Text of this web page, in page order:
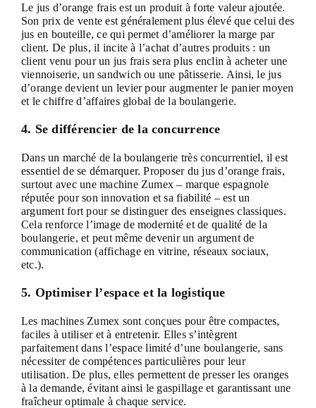
Le jus d’orange frais est un produit à forte valeur ajoutée.
Son prix de vente est généralement plus élevé que celui des
jus en bouteille, ce qui permet d’améliorer la marge par
client. De plus, il incite à l’achat d’autres produits : un
client venu pour un jus frais sera plus enclin à acheter une
viennoiserie, un sandwich ou une pâtisserie. Ainsi, le jus
d’orange devient un levier pour augmenter le panier moyen
et le chiffre d’affaires global de la boulangerie.
4. Se différencier de la concurrence
Dans un marché de la boulangerie très concurrentiel, il est
essentiel de se démarquer. Proposer du jus d’orange frais,
surtout avec une machine Zumex – marque espagnole
réputée pour son innovation et sa fiabilité – est un
argument fort pour se distinguer des enseignes classiques.
Cela renforce l’image de modernité et de qualité de la
boulangerie, et peut même devenir un argument de
communication (affichage en vitrine, réseaux sociaux,
etc.).
5. Optimiser l’espace et la logistique
Les machines Zumex sont conçues pour être compactes,
faciles à utiliser et à entretenir. Elles s’intègrent
parfaitement dans l’espace limité d’une boulangerie, sans
nécessiter de compétences particulières pour leur
utilisation. De plus, elles permettent de presser les oranges
à la demande, évitant ainsi le gaspillage et garantissant une
fraîcheur optimale à chaque service.